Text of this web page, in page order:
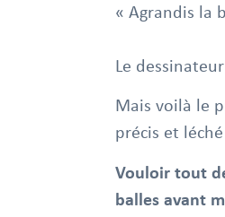
« Agrandis la
Le
Mais voilà le
précis et
Vouloir tout
balles avant